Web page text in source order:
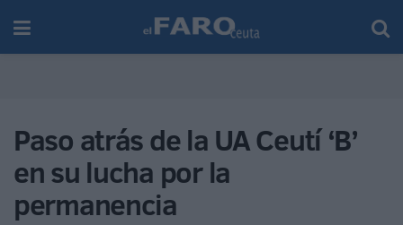
Paso atrás de la UA Ceutí ‘B’
en su lucha por la
permanencia